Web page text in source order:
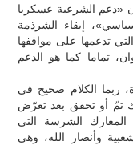
«دعم الشرعية عسكريا
إبقاء الشرذمة
تدعمها على مواقفها
تماما كما هو الدعم
ربما الكلام صحيح في
تمّ أو تحقق بعد تعرّض
الشرسة التي
وأنصار الله، وهي